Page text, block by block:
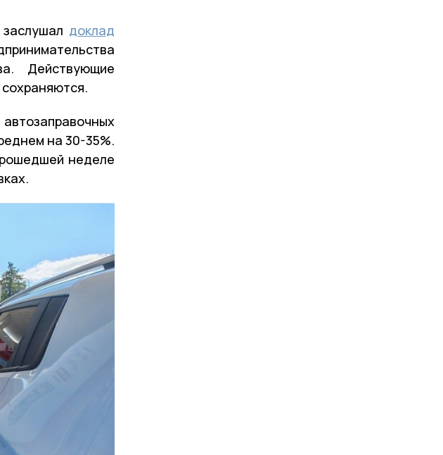
доклад
Действующие
на 30-35%.
неделе